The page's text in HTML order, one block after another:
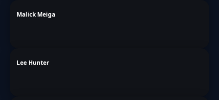
Malick Meiga
Lee Hunter